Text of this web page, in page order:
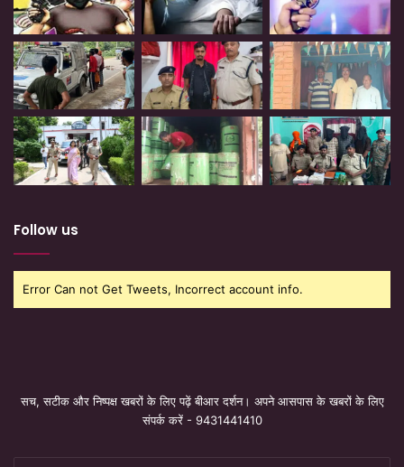
Follow us
Error Can not Get Tweets, Incorrect account info.
सच, सटीक और निष्पक्ष खबरों के लिए पढ़ें बीआर दर्शन। अपने आसपास के खबरों के लिए
संपर्क करें - 9431441410